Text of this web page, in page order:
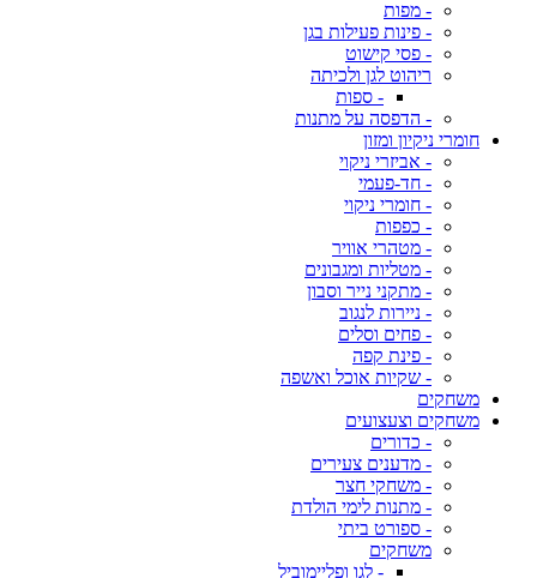
- מפות
- פינות פעילות בגן
- פסי קישוט
ריהוט לגן ולכיתה
- ספות
- הדפסה על מתנות
חומרי ניקיון ומזון
- אביזרי ניקוי
- חד-פעמי
- חומרי ניקוי
- כפפות
- מטהרי אוויר
- מטליות ומגבונים
- מתקני נייר וסבון
- ניירות לנגוב
- פחים וסלים
- פינת קפה
- שקיות אוכל ואשפה
משחקים
משחקים וצעצועים
- כדורים
- מדענים צעירים
- משחקי חצר
- מתנות לימי הולדת
- ספורט ביתי
משחקים
- לגו ופליימוביל